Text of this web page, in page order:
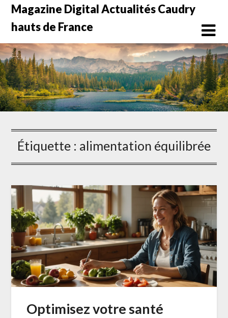
Skip
content
Magazine Digital Actualités Caudry
hauts de France
Étiquette : alimentation équilibrée
Optimisez votre santé